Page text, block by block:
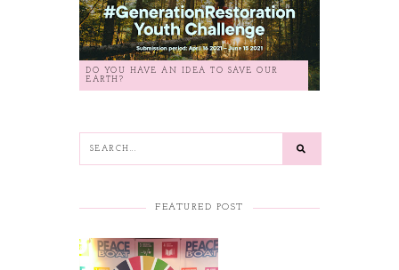
DO YOU HAVE AN IDEA TO SAVE OUR
EARTH?
FEATURED POST